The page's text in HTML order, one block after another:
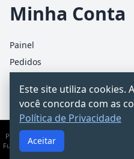
Minha Conta
Painel
Pedidos
Carrinho
PCChacur Intermediação · CNPJ
Funda, São Paulo/SP · Documento
Este site utiliza cookies.
você concorda com as
Política de Privacidade
Aceitar